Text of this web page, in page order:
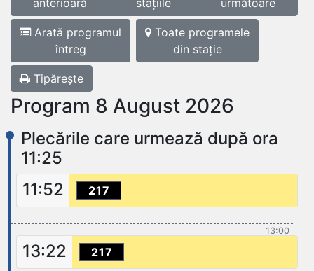
Arată programul
întreg
Toate programele
din stație
Tipărește
Program 8 August 2026
Plecările care urmează după ora
11:25
11:52
217
13:00
13:22 217